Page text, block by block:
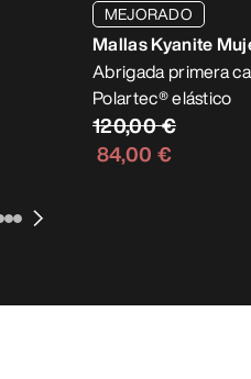
MEJORADO
Mallas Kyanite
Abrigada primera
Polartec® elástico
120,00 €
84,00 €